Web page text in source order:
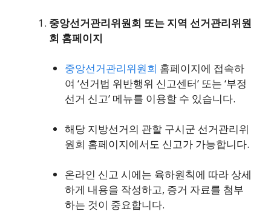
중앙선거관리위원회 또는 지역 선거관리위원
회 홈페이지
중앙선거관리위원회 홈페이지에 접속하
여 ‘선거법 위반행위 신고센터’ 또는 ‘부정
선거 신고’ 메뉴를 이용할 수 있습니다.
해당 지방선거의 관할 구시군 선거관리위
원회 홈페이지에서도 신고가 가능합니다.
온라인 신고 시에는 육하원칙에 따라 상세
하게 내용을 작성하고, 증거 자료를 첨부
하는 것이 중요합니다.